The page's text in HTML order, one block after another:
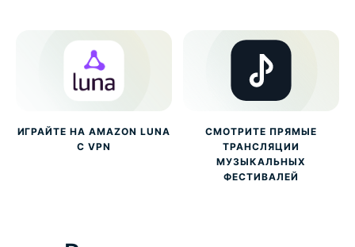
ИГРАЙТЕ НА AMAZON LUNA
С VPN
СМОТРИТЕ ПРЯМЫЕ
ТРАНСЛЯЦИИ
МУЗЫКАЛЬНЫХ
ФЕСТИВАЛЕЙ